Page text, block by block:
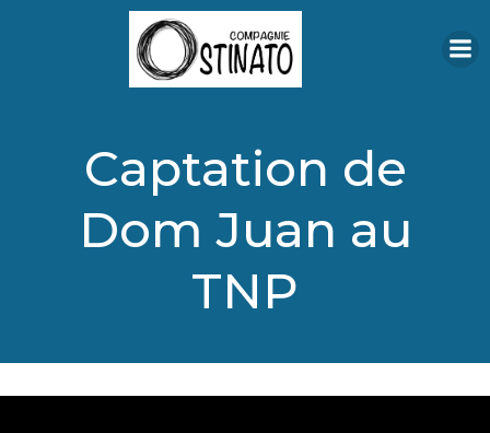
Aller
au
contenu
Captation de
Dom Juan au
TNP